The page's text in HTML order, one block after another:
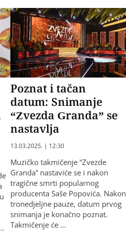
Poznat i tačan
datum: Snimanje
“Zvezda Granda” se
nastavlja
13.03.2025. | 12:30
Muzičko takmičenje “Zvezde
Granda” nastaviće se i nakon
tragične smrti popularnog
producenta Saše Popovića. Nakon
tronedjeljne pauze, datum prvog
snimanja je konačno poznat.
Takmičenje će …